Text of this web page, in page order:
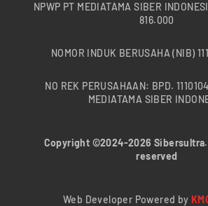
NPWP PT MEDIATAMA SIBER
816.000
NOMOR INDUK BERUSAHA (NIB)
NO REK PERUSAHAAN: BPD.
MEDIATAMA SIBER
Copyright ©2024-2026
reserved
Web Developer Powered by